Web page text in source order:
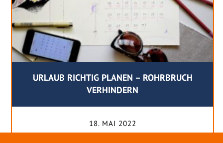
URLAUB RICHTIG PLANEN – ROHRBRUCH
VERHINDERN
18. MAI 2022